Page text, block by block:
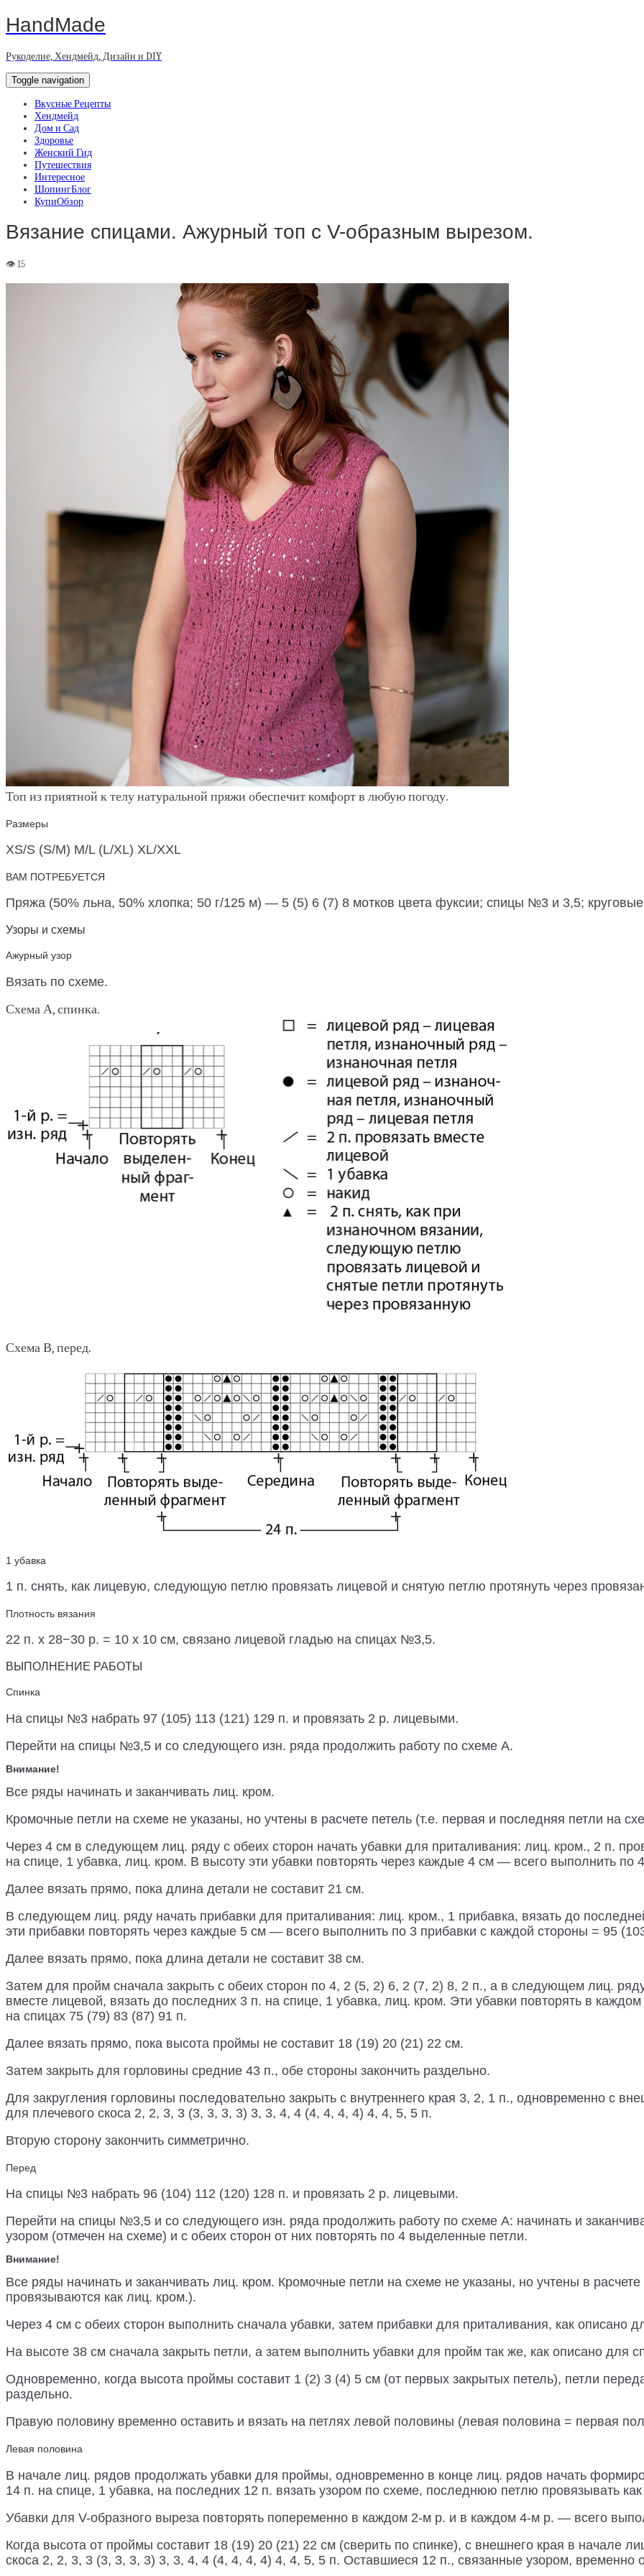
HandMade
Рукоделие, Хендмейд, Дизайн и DIY
Toggle navigation
Вкусные Рецепты
Хендмейд
Дом и Сад
Здоровье
Женский Гид
Путешествия
Интересное
ШопингБлог
КупиОбзор
Вязание спицами. Ажурный топ с V-образным вырезом.
Топ из приятной к телу натуральной пряжи обеспечит комфорт в любую погоду.
Размеры
XS/S (S/M) M/L (L/XL) XL/XXL
ВАМ ПОТРЕБУЕТСЯ
Пряжа (50% льна, 50% хлопка; 50 г/125 м) — 5 (5) 6 (7) 8 мотков цвета фуксии; спицы №3 и 3,5;
Узоры и схемы
Ажурный узор
Вязать по схеме.
Схема А, спинка.
Схема В, перед.
1 убавка
1 п. снять, как лицевую, следующую петлю провязать лицевой и снятую петлю протянуть через
Плотность вязания
22 п. х 28−30 р. = 10 х 10 см, связано лицевой гладью на спицах №3,5.
ВЫПОЛНЕНИЕ РАБОТЫ
Спинка
На спицы №3 набрать 97 (105) 113 (121) 129 п. и провязать 2 р. лицевыми.
Перейти на спицы №3,5 и со следующего изн. ряда продолжить работу по схеме А.
Внимание!
Все ряды начинать и заканчивать лиц. кром.
Кромочные петли на схеме не указаны, но учтены в расчете петель (т.е. первая и последняя петли на
Через 4 см в следующем лиц. ряду с обеих сторон начать убавки для приталивания: лиц. кром., 2 п.
на спице, 1 убавка, лиц. кром. В высоту эти убавки повторять через каждые 4 см — всего выполнить по
Далее вязать прямо, пока длина детали не составит 21 см.
В следующем лиц. ряду начать прибавки для приталивания: лиц. кром., 1 прибавка, вязать до
эти прибавки повторять через каждые 5 см — всего выполнить по 3 прибавки с каждой стороны = 95
Далее вязать прямо, пока длина детали не составит 38 см.
Затем для пройм сначала закрыть с обеих сторон по 4, 2 (5, 2) 6, 2 (7, 2) 8, 2 п., а в следующем лиц.
вместе лицевой, вязать до последних 3 п. на спице, 1 убавка, лиц. кром. Эти убавки повторять в
на спицах 75 (79) 83 (87) 91 п.
Далее вязать прямо, пока высота проймы не составит 18 (19) 20 (21) 22 см.
Затем закрыть для горловины средние 43 п., обе стороны закончить раздельно.
Для закругления горловины последовательно закрыть с внутреннего края 3, 2, 1 п., одновременно с
для плечевого скоса 2, 2, 3, 3 (3, 3, 3, 3) 3, 3, 4, 4 (4, 4, 4, 4) 4, 4, 5, 5 п.
Вторую сторону закончить симметрично.
Перед
На спицы №3 набрать 96 (104) 112 (120) 128 п. и провязать 2 р. лицевыми.
Перейти на спицы №3,5 и со следующего изн. ряда продолжить работу по схеме А: начинать и
узором (отмечен на схеме) и с обеих сторон от них повторять по 4 выделенные петли.
Внимание!
Все ряды начинать и заканчивать лиц. кром. Кромочные петли на схеме не указаны, но учтены в
провязываются как лиц. кром.).
Через 4 см с обеих сторон выполнить сначала убавки, затем прибавки для приталивания, как описано
На высоте 38 см сначала закрыть петли, а затем выполнить убавки для пройм так же, как описано для
Одновременно, когда высота проймы составит 1 (2) 3 (4) 5 см (от первых закрытых петель), петли
раздельно.
Правую половину временно оставить и вязать на петлях левой половины (левая половина = первая
Левая половина
В начале лиц. рядов продолжать убавки для проймы, одновременно в конце лиц. рядов начать
14 п. на спице, 1 убавка, на последних 12 п. вязать узором по схеме, последнюю петлю провязывать
Убавки для V-образного выреза повторять попеременно в каждом 2-м р. и в каждом 4-м р. — всего
Когда высота от проймы составит 18 (19) 20 (21) 22 см (сверить по спинке), с внешнего края в начале
скоса 2, 2, 3, 3 (3, 3, 3, 3) 3, 3, 4, 4 (4, 4, 4, 4) 4, 4, 5, 5 п. Оставшиеся 12 п., связанные узором, временно